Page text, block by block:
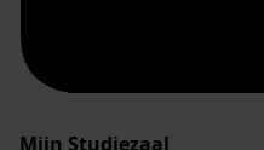
Mijn Studiezaal